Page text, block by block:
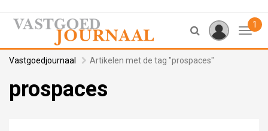
1
Vastgoedjournaal Artikelen met de tag "prospaces"
prospaces